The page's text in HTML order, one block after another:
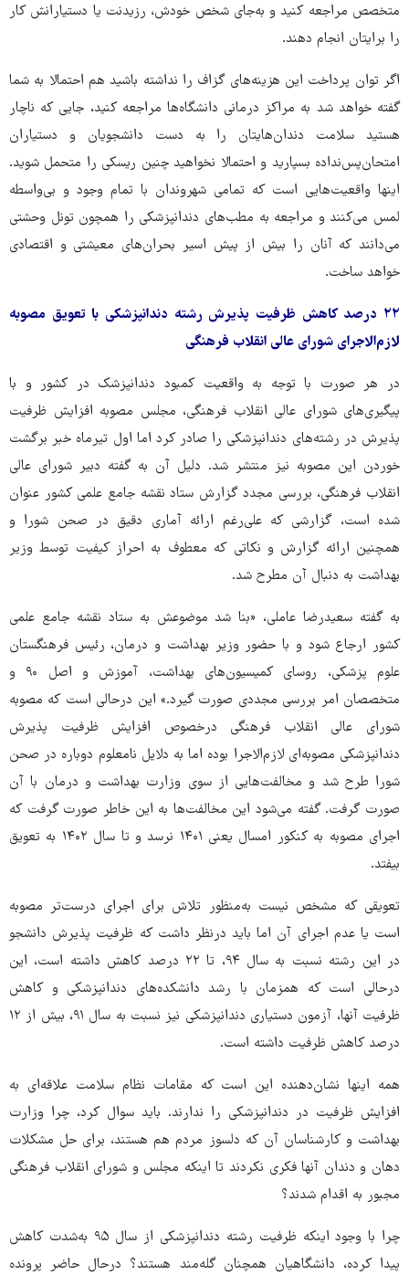
متخصص مراجعه کنید و به‌جای شخص خودش، رزیدنت یا دستیارانش کار
را برایتان انجام دهند.
اگر توان پرداخت این هزینه‌های گزاف را نداشته باشید هم احتمالا به شما
گفته خواهد شد به مراکز درمانی دانشگاه‌ها مراجعه کنید، جایی که ناچار
هستید سلامت دندان‌هایتان را به دست دانشجویان و دستیاران
امتحان‌پس‌نداده بسپارید و احتمالا نخواهید چنین ریسکی را متحمل شوید.
اینها واقعیت‌هایی است که تمامی شهروندان با تمام وجود و بی‌واسطه
لمس می‌کنند و مراجعه به مطب‌های دندانپزشکی را همچون تونل وحشتی
می‌دانند که آنان را بیش از پیش اسیر بحران‌های معیشتی و اقتصادی
خواهد ساخت.
۲۲ درصد کاهش ظرفیت پذیرش رشته دندانپزشکی با تعویق مصوبه
لازم‌الاجرای شورای عالی انقلاب فرهنگی
در هر صورت با توجه به واقعیت کمبود دندانپزشک در کشور و با
پیگیری‌های شورای عالی انقلاب فرهنگی، مجلس مصوبه افزایش ظرفیت
پذیرش در رشته‌های دندانپزشکی را صادر کرد اما اول تیرماه خبر برگشت
خوردن این مصوبه نیز منتشر شد. دلیل آن به گفته دبیر شورای عالی
انقلاب فرهنگی، بررسی مجدد گزارش ستاد نقشه جامع علمی کشور عنوان
شده است، گزارشی که علی‌رغم ارائه آماری دقیق در صحن شورا و
همچنین ارائه گزارش و نکاتی که معطوف به احراز کیفیت توسط وزیر
بهداشت به دنبال آن مطرح شد.
به گفته سعیدرضا عاملی، «بنا شد موضوعش به ستاد نقشه جامع علمی
کشور ارجاع شود و با حضور وزیر بهداشت و درمان، رئیس فرهنگستان
علوم پزشکی، روسای کمیسیون‌های بهداشت، آموزش و اصل ۹۰ و
متخصصان امر بررسی مجددی صورت گیرد.» این درحالی است که مصوبه
شورای عالی انقلاب فرهنگی درخصوص افزایش ظرفیت پذیرش
دندانپزشکی مصوبه‌ای لازم‌الاجرا بوده اما به دلایل نامعلوم دوباره در صحن
شورا طرح شد و مخالفت‌هایی از سوی وزارت بهداشت و درمان با آن
صورت گرفت. گفته می‌شود این مخالفت‌ها به این خاطر صورت گرفت که
اجرای مصوبه به کنکور امسال یعنی ۱۴۰۱ نرسد و تا سال ۱۴۰۲ به تعویق
بیفتد.
تعویقی که مشخص نیست به‌منظور تلاش برای اجرای درست‌تر مصوبه
است یا عدم اجرای آن اما باید درنظر داشت که ظرفیت پذیرش دانشجو
در این رشته نسبت به سال ۹۴، تا ۲۲ درصد کاهش داشته است، این
درحالی است که همزمان با رشد دانشکده‌های دندانپزشکی و کاهش
ظرفیت آنها، آزمون دستیاری دندانپزشکی نیز نسبت به سال ۹۱، بیش از ۱۲
درصد کاهش ظرفیت داشته است.
همه اینها نشان‌دهنده این است که مقامات نظام سلامت علاقه‌ای به
افزایش ظرفیت در دندانپزشکی را ندارند. باید سوال کرد، چرا وزارت
بهداشت و کارشناسان آن که دلسوز مردم هم هستند، برای حل مشکلات
دهان و دندان آنها فکری نکردند تا اینکه مجلس و شورای انقلاب فرهنگی
مجبور به اقدام شدند؟
چرا با وجود اینکه ظرفیت رشته دندانپزشکی از سال ۹۵ به‌شدت کاهش
پیدا کرده، دانشگاهیان همچنان گله‌مند هستند؟ درحال حاضر پرونده